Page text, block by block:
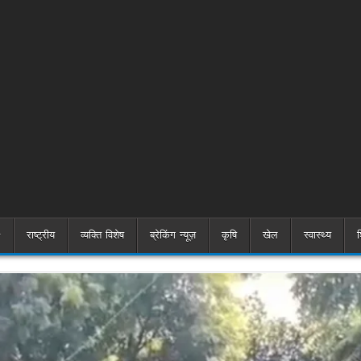
राष्ट्रीय व्यक्ति विशेष ब्रेकिंग न्यूज़ कृषि खेल स्वास्थ्य